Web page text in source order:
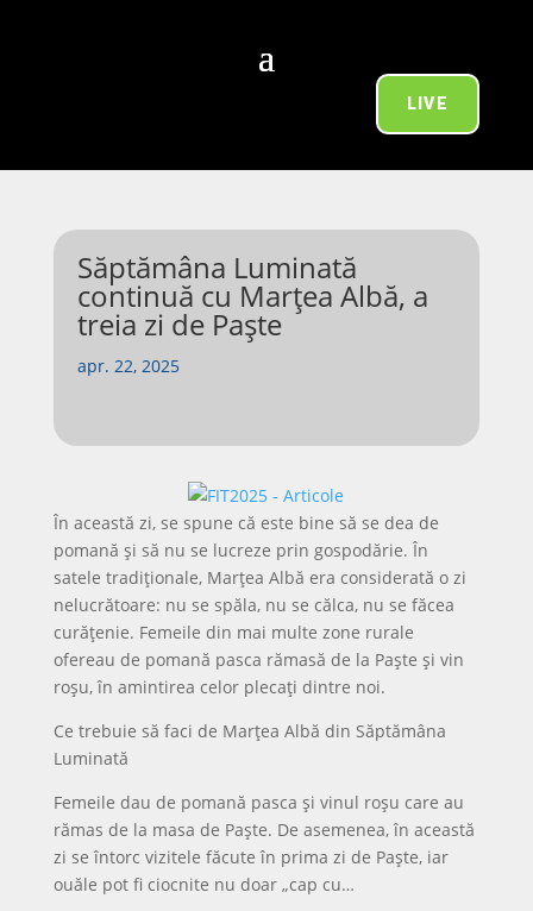
LIVE
Săptămâna Luminată
continuă cu Marțea Albă, a
treia zi de Paște
apr. 22, 2025
În această zi, se spune că este bine să se dea de
pomană și să nu se lucreze prin gospodărie. În
satele tradiționale, Marțea Albă era considerată o zi
nelucrătoare: nu se spăla, nu se călca, nu se făcea
curățenie. Femeile din mai multe zone rurale
ofereau de pomană pasca rămasă de la Paște și vin
roșu, în amintirea celor plecați dintre noi.
Ce trebuie să faci de Marțea Albă din Săptămâna
Luminată
Femeile dau de pomană pasca și vinul roșu care au
rămas de la masa de Paște. De asemenea, în această
zi se întorc vizitele făcute în prima zi de Paște, iar
ouăle pot fi ciocnite nu doar „cap cu…